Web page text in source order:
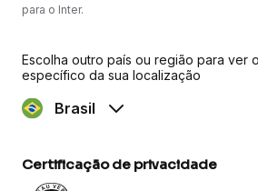
para o Inter.
Escolha outro país ou região para ver
específico da sua localização
Brasil
Certificação de privacidade